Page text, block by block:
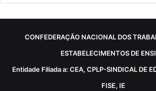
CONFEDERAÇÃO NACIONAL DOS
ESTABELECIMENTOS DE
Entidade Filiada a: CEA, CPLP-SINDICAL DE
FISE, IE